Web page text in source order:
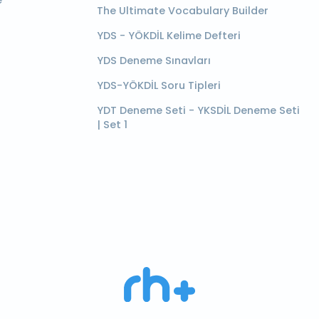
The Ultimate Vocabulary Builder
YDS - YÖKDİL Kelime Defteri
YDS Deneme Sınavları
YDS-YÖKDİL Soru Tipleri
YDT Deneme Seti - YKSDİL Deneme Seti
| Set 1